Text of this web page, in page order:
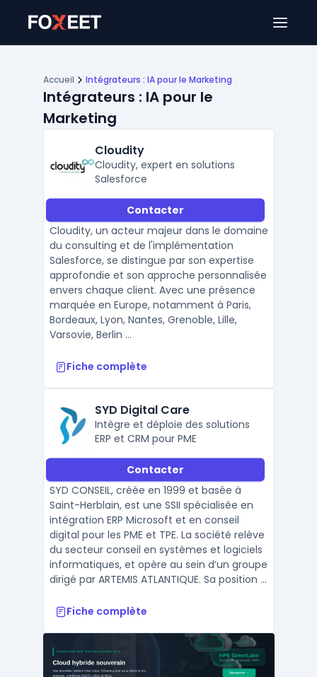
Accueil Intégrateurs : IA pour le Marketing
Intégrateurs : IA pour le
Marketing
Cloudity
Cloudity, expert en solutions
Salesforce
Contacter
Cloudity, un acteur majeur dans le domaine
du consulting et de l'implémentation
Salesforce, se distingue par son expertise
approfondie et son approche personnalisée
envers chaque client. Avec une présence
marquée en Europe, notamment à Paris,
Bordeaux, Lyon, Nantes, Grenoble, Lille,
Varsovie, Berlin ...
Fiche complète
SYD Digital Care
Intègre et déploie des solutions
ERP et CRM pour PME
Contacter
SYD CONSEIL, créée en 1999 et basée à
Saint-Herblain, est une SSII spécialisée en
intégration ERP Microsoft et en conseil
digital pour les PME et TPE. La société relève
du secteur conseil en systèmes et logiciels
informatiques, et opère au sein d’un groupe
dirigé par ARTEMIS ATLANTIQUE. Sa position ...
Fiche complète